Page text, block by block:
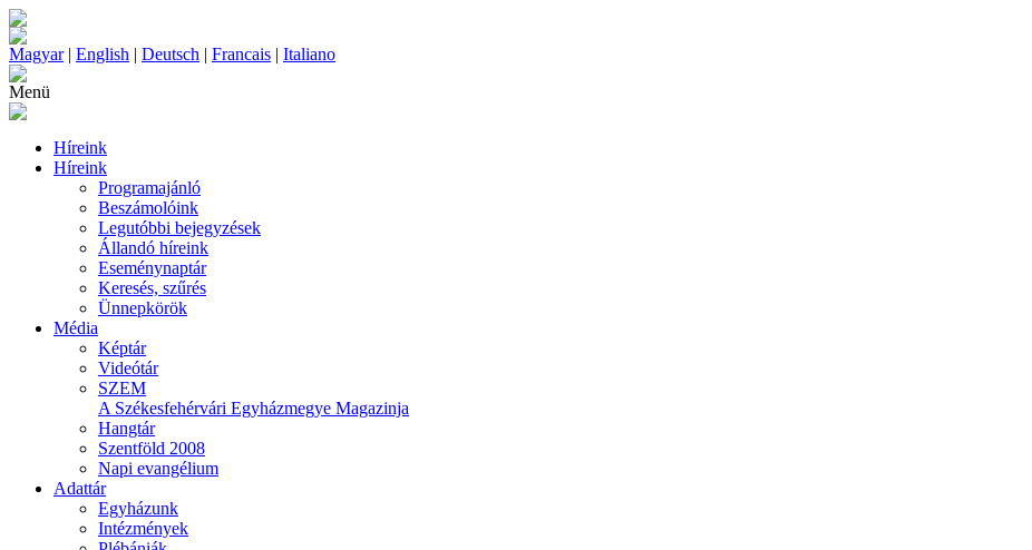
Magyar| English | Deutsch | Francais | Italiano
Menü
Híreink
Híreink
Programajánló
Beszámolóink
Legutóbbi bejegyzések
Állandó híreink
Eseménynaptár
Keresés, szűrés
Ünnepkörök
Média
Képtár
Videótár
SZEM
A Székesfehérvári Egyházmegye Magazinja
Hangtár
Szentföld 2008
Napi evangélium
Adattár
Egyházunk
Intézmények